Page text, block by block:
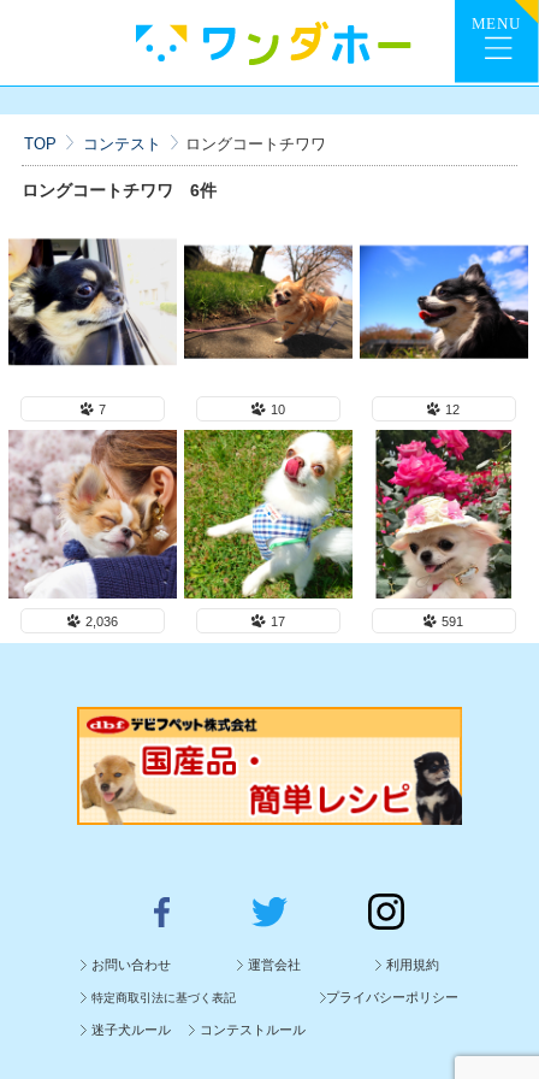
TOP コンテスト ロングコートチワワ
ロングコートチワワ 6件
7 10 12
2,036 17 591
お問い合わせ 運営会社 利用規約
特定商取引法に基づく表記 プライバシーポリシー
迷子犬ルール コンテストルール